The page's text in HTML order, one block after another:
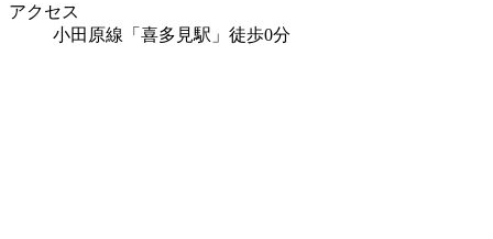
アクセス
小田原線「喜多見駅」徒歩0分